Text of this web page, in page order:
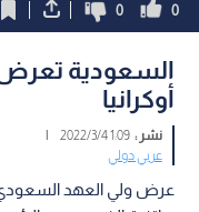
0
0
السعودية
أوكرانيا
نشر :1:09 2022/3/4
|
عربي دولي
عرض ولي العهد